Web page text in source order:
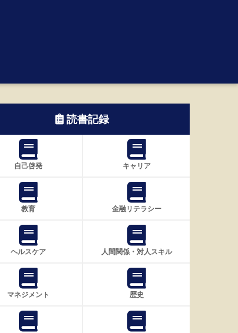
読書記録
自己啓発 キャリア
教育 金融リテラシー
ヘルスケア 人間関係・対人スキル
マネジメント 歴史